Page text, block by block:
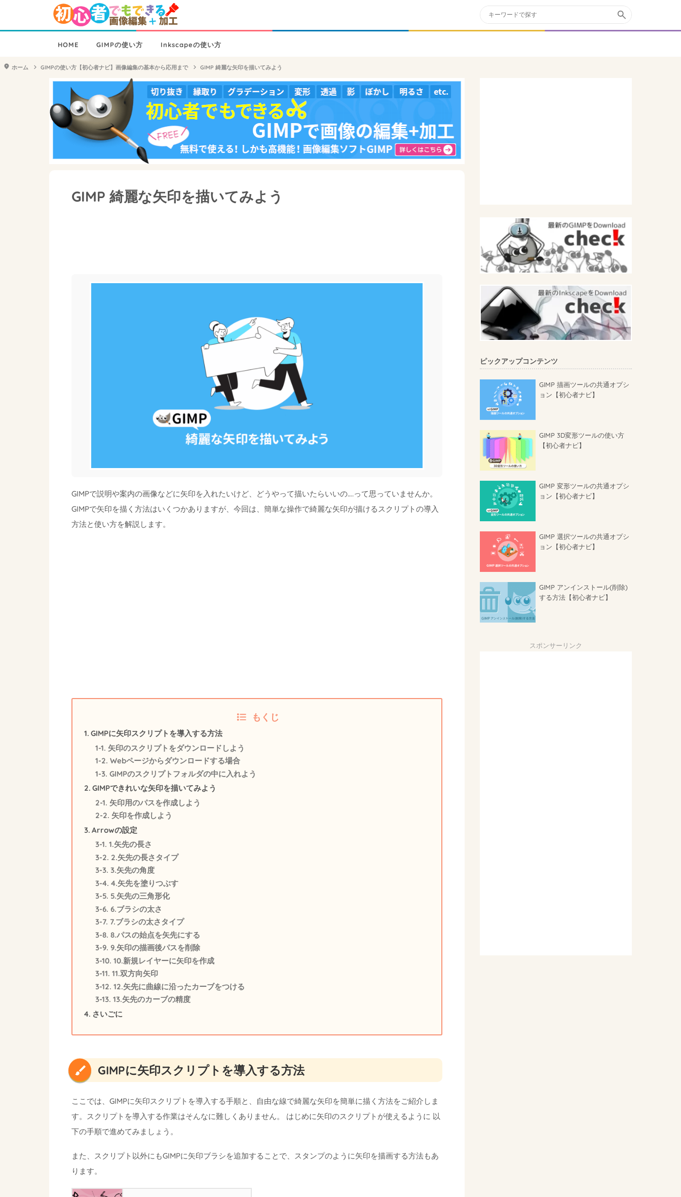
HOME GIMPの使い方 Inkscapeの使い方
ホーム GIMPの使い方【初心者ナビ】画像編集の基本から応用まで GIMP 綺麗な矢印を描いてみよう
GIMP 綺麗な矢印を描いてみよう
GIMPで説明や案内の画像などに矢印を入れたいけど、どうやって描いたらいいの….って思っていませんか。
GIMPで矢印を描く方法はいくつかありますが、今回は、簡単な操作で綺麗な矢印が描けるスクリプトの導入
方法と使い方を解説します。
もくじ
GIMPに矢印スクリプトを導入する方法
矢印のスクリプトをダウンロードしよう
Webページからダウンロードする場合
GIMPのスクリプトフォルダの中に入れよう
GIMPできれいな矢印を描いてみよう
矢印用のパスを作成しよう
矢印を作成しよう
Arrowの設定
1.矢先の長さ
2.矢先の長さタイプ
3.矢先の角度
4.矢先を塗りつぶす
5.矢先の三角形化
6.ブラシの太さ
7.ブラシの太さタイプ
8.パスの始点を矢先にする
9.矢印の描画後パスを削除
10.新規レイヤーに矢印を作成
11.双方向矢印
12.矢先に曲線に沿ったカーブをつける
13.矢先のカーブの精度
さいごに
GIMPに矢印スクリプトを導入する方法
ここでは、GIMPに矢印スクリプトを導入する手順と、自由な線で綺麗な矢印を簡単に描く方法をご紹介しま
す。スクリプトを導入する作業はそんなに難しくありません。 はじめに矢印のスクリプトが使えるように 以
下の手順で進めてみましょう。
また、スクリプト以外にもGIMPに矢印ブラシを追加することで、スタンプのように矢印を描画する方法もあ
ります。
ピックアップコンテンツ
GIMP 描画ツールの共通オプシ
ョン【初心者ナビ】
GIMP 3D変形ツールの使い方
【初心者ナビ】
GIMP 変形ツールの共通オプシ
ョン【初心者ナビ】
GIMP 選択ツールの共通オプシ
ョン【初心者ナビ】
GIMP アンインストール(削除)
する方法【初心者ナビ】
スポンサーリンク